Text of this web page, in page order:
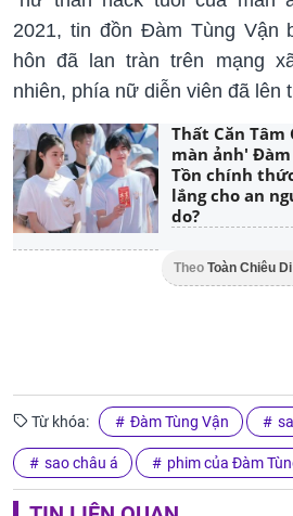
2021, tin đồn Đàm Tùng Vận
hôn đã lan tràn trên mạng
nhiên, phía nữ diễn viên đã lên
Thất Căn
màn ảnh' Đàm
Tồn chính
lắng cho an
do?
Theo Toàn Chiêu
Từ khóa: Đàm Tùng Vận
sao châu á phim của Đàm